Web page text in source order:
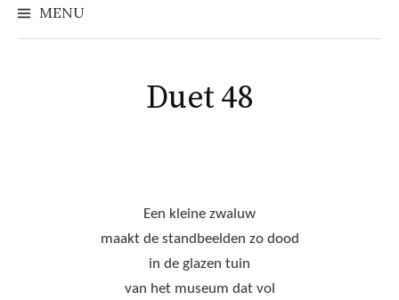
MENU
Duet 48
Een kleine zwaluw
maakt de standbeelden zo dood
in de glazen tuin
van het museum dat vol